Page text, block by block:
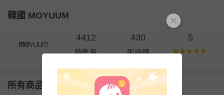
韓國 MOYUUM
4412
銷售量
430
則評價
5
所有商品